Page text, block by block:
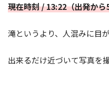
現在時刻 / 13:22（出発から
滝というより、人混みに
出来るだけ近づいて写真を